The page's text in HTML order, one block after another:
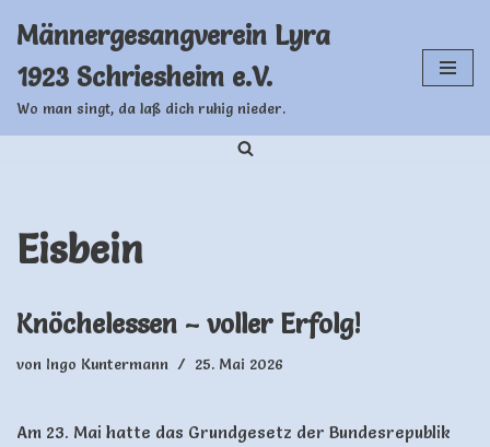
Inhalt
springen
Männergesangverein Lyra
1923 Schriesheim e.V.
Wo man singt, da laß dich ruhig nieder.
Eisbein
Knöchelessen – voller Erfolg!
von Ingo Kuntermann 25. Mai 2026
Am 23. Mai hatte das Grundgesetz der Bundesrepublik